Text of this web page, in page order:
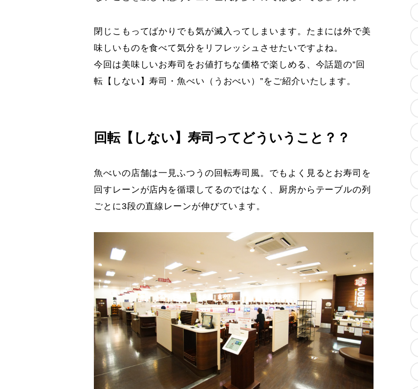
閉じこもってばかりでも気が滅入ってしまいます。たまには外で美
味しいものを食べて気分をリフレッシュさせたいですよね。
今回は美味しいお寿司をお値打ちな価格で楽しめる、今話題の”回
転【しない】寿司・魚べい（うおべい）”をご紹介いたします。
回転【しない】寿司ってどういうこと？？
魚べいの店舗は一見ふつうの回転寿司風。でもよく見るとお寿司を
回すレーンが店内を循環してるのではなく、厨房からテーブルの列
ごとに3段の直線レーンが伸びています。